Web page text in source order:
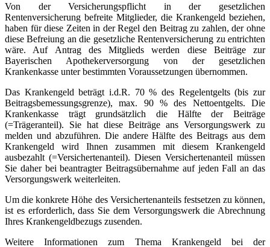
Von der Versicherungspflicht in der gesetzlichen
Rentenversicherung befreite Mitglieder, die Krankengeld beziehen,
haben für diese Zeiten in der Regel den Beitrag zu zahlen, der ohne
diese Befreiung an die gesetzliche Rentenversicherung zu entrichten
wäre. Auf Antrag des Mitglieds werden diese Beiträge zur
Bayerischen Apothekerversorgung von der gesetzlichen
Krankenkasse unter bestimmten Voraussetzungen übernommen.
Das Krankengeld beträgt i.d.R. 70 % des Regelentgelts (bis zur
Beitragsbemessungsgrenze), max. 90 % des Nettoentgelts. Die
Krankenkasse trägt grundsätzlich die Hälfte der Beiträge
(=Trägeranteil). Sie hat diese Beiträge ans Versorgungswerk zu
melden und abzuführen. Die andere Hälfte des Beitrags aus dem
Krankengeld wird Ihnen zusammen mit diesem Krankengeld
ausbezahlt (=Versichertenanteil). Diesen Versichertenanteil müssen
Sie daher bei beantragter Beitragsübernahme auf jeden Fall an das
Versorgungswerk weiterleiten.
Um die konkrete Höhe des Versichertenanteils festsetzen zu können,
ist es erforderlich, dass Sie dem Versorgungswerk die Abrechnung
Ihres Krankengeldbezugs zusenden.
Weitere Informationen zum Thema Krankengeld bei der